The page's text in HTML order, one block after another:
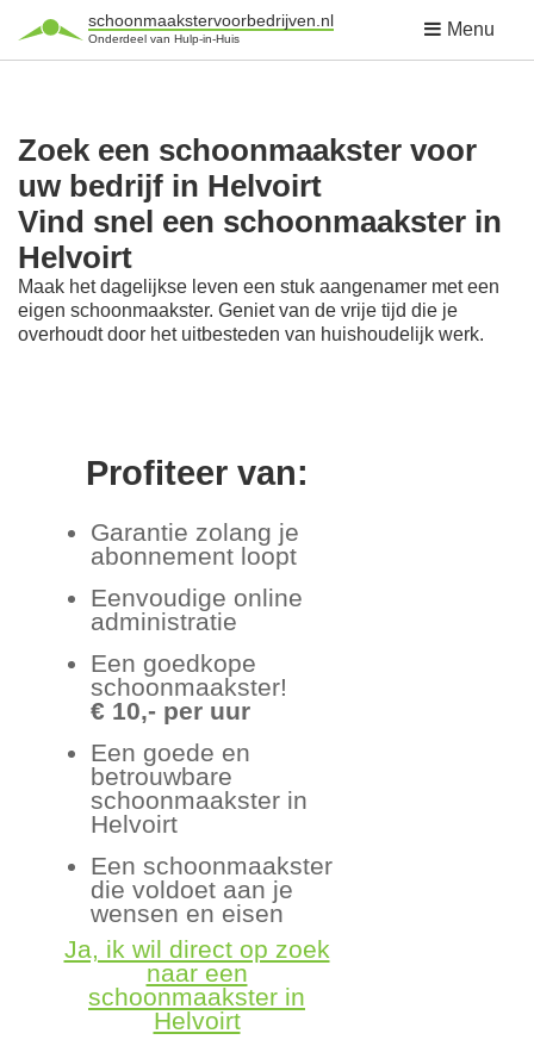
schoonmaakstervoorbedrijven.nl
Onderdeel van Hulp-in-Huis Menu
Zoek een schoonmaakster voor
uw bedrijf in Helvoirt
Vind snel een schoonmaakster in
Helvoirt
Maak het dagelijkse leven een stuk aangenamer met een
eigen schoonmaakster. Geniet van de vrije tijd die je
overhoudt door het uitbesteden van huishoudelijk werk.
Profiteer van:
Garantie zolang je
abonnement loopt
Eenvoudige online
administratie
Een goedkope
schoonmaakster!
€ 10,- per uur
Een goede en
betrouwbare
schoonmaakster in
Helvoirt
Een schoonmaakster
die voldoet aan je
wensen en eisen
Ja, ik wil direct op zoek
naar een
schoonmaakster in
Helvoirt